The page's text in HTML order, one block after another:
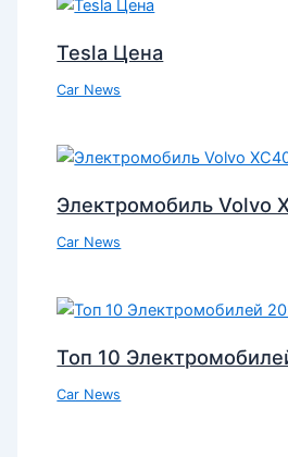
Tesla Цена
Car News
Электромобиль Volvo
Car News
Топ 10
Car News